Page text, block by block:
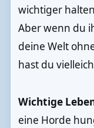
wichtiger
Aber wenn du
deine Welt
hast du
Wichtige
eine Horde